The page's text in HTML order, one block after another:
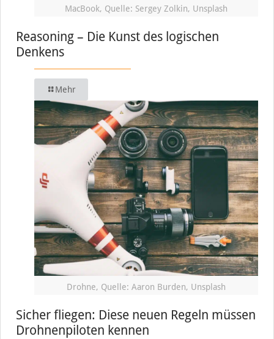
MacBook, Quelle: Sergey Zolkin, Unsplash
Reasoning – Die Kunst des logischen
Denkens
Mehr
Drohne, Quelle: Aaron Burden, Unsplash
Sicher fliegen: Diese neuen Regeln müssen
Drohnenpiloten kennen